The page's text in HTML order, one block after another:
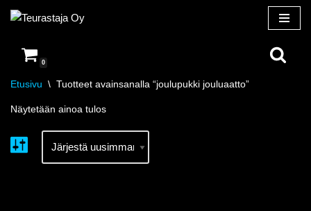
suoraan
sisältöön
0
Etusivu \ Tuotteet avainsanalla “joulupukki jouluaatto”
Näytetään ainoa tulos